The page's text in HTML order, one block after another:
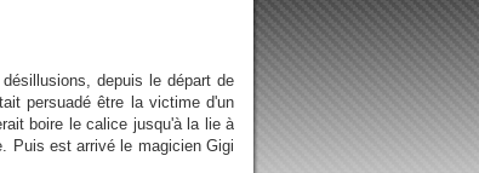
depuis le départ de
persuadé être la victime d'un
boire le calice jusqu'à la lie à
Puis est arrivé le magicien Gigi